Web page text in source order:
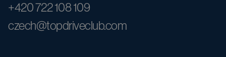
+420 722 108 109
czech@topdriveclub.com